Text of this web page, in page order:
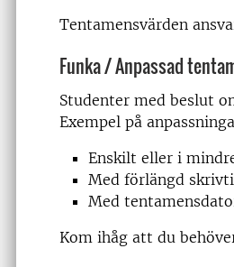
Tentamensvärden
Funka / Anpassad
Studenter med beslut
Exempel på
Enskilt eller i
Med förlängd
Med
Kom ihåg att du